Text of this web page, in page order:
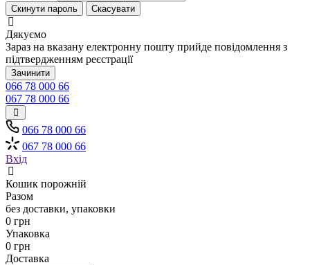
Скинути пароль Скасувати
Дякуємо
Зараз на вказану електронну пошту прийде повідомлення з
підтвердженням реєстрації
Зачинити
066 78 000 66
067 78 000 66
066 78 000 66
067 78 000 66
Вхід
Кошик порожній
Разом
без доставки, упаковки
0 грн
Упаковка
0 грн
Доставка